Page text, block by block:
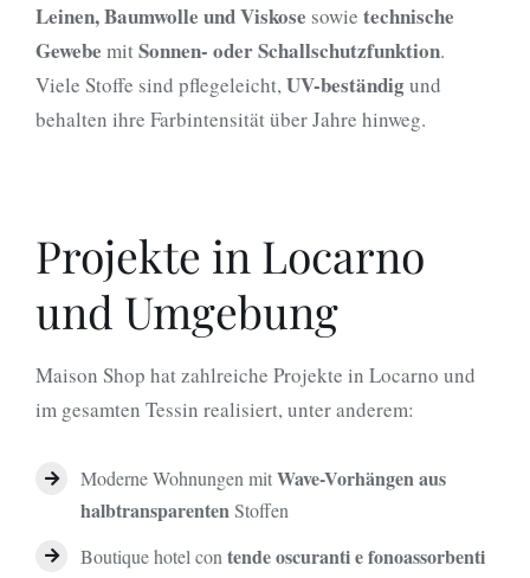
Leinen, Baumwolle und Viskose sowie technische
Gewebe mitSonnen- oder Schallschutzfunktion.
Viele Stoffe sind pflegeleicht,UV-beständigund
behalten ihre Farbintensität über Jahre hinweg.
Projekte in Locarno
und Umgebung
Maison Shop hat zahlreiche Projekte in Locarno und
im gesamten Tessin realisiert, unter anderem:
Moderne Wohnungen mitWave-Vorhängen aus
halbtransparentenStoffen
Boutique hotel contende oscuranti e fonoassorbenti